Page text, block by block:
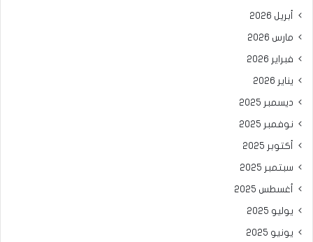
أبريل 2026
مارس 2026
فبراير 2026
يناير 2026
ديسمبر 2025
نوفمبر 2025
أكتوبر 2025
سبتمبر 2025
أغسطس 2025
يوليو 2025
يونيو 2025